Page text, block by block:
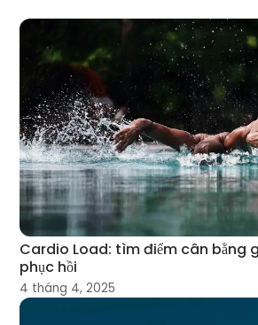
Cardio Load: tìm điểm cân bằng
phục hồi
4 tháng 4, 2025